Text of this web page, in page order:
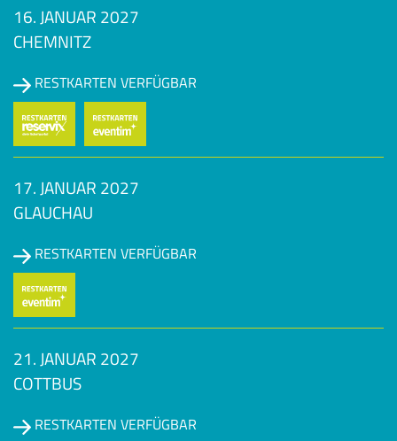
16. JANUAR 2027
CHEMNITZ
RESTKARTEN VERFÜGBAR
17. JANUAR 2027
GLAUCHAU
RESTKARTEN VERFÜGBAR
21. JANUAR 2027
COTTBUS
RESTKARTEN VERFÜGBAR